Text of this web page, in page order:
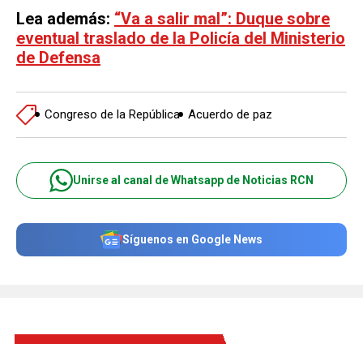
Lea además: “Va a salir mal”: Duque sobre
eventual traslado de la Policía del Ministerio
de Defensa
Congreso de la República Acuerdo de paz
Unirse al canal de Whatsapp de Noticias RCN
Síguenos en Google News